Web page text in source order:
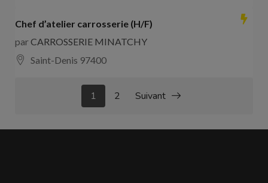
Chef d’atelier carrosserie (H/F)
parCARROSSERIE MINATCHY
Saint-Denis 97400
1 2 Suivant